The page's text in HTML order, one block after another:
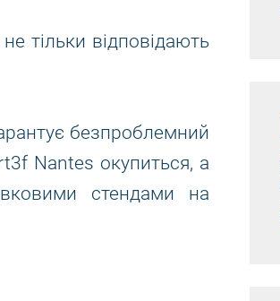
тільки відповідають
безпроблемний
Nantes окупиться, а
стендами на